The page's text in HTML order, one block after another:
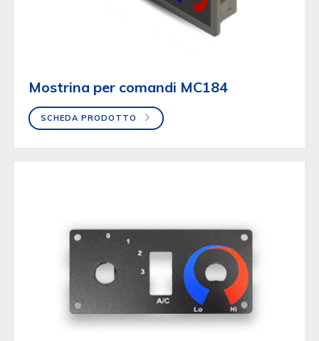
Mostrina per comandi MC184
SCHEDA PRODOTTO